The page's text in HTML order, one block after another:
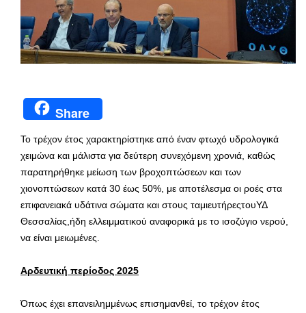
Share
Το τρέχον έτος χαρακτηρίστηκε από έναν φτωχό υδρολογικά
χειμώνα και μάλιστα για δεύτερη συνεχόμενη χρονιά, καθώς
παρατηρήθηκε μείωση των βροχοπτώσεων και των
χιονοπτώσεων κατά 30 έως 50%, με αποτέλεσμα οι ροές στα
επιφανειακά υδάτινα σώματα και στους ταμιευτήρεςτουΥΔ
Θεσσαλίας,ήδη ελλειμματικού αναφορικά με το ισοζύγιο νερού,
να είναι μειωμένες.
Αρδευτική περίοδος 2025
Όπως έχει επανειλημμένως επισημανθεί, το τρέχον έτος